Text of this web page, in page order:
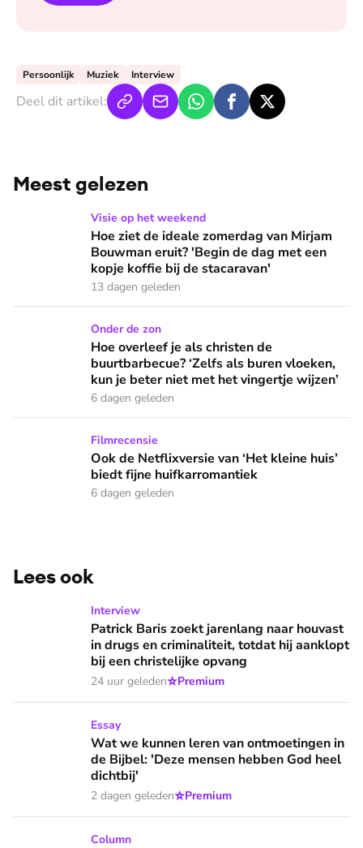
Persoonlijk Muziek Interview
Deel dit artikel:
Meest gelezen
Hoe ziet de ideale zomerdag van Mirjam Bouwman eruit?
Visie op het weekend
Hoe ziet de ideale zomerdag van Mirjam
Bouwman eruit? 'Begin de dag met een
kopje koffie bij de stacaravan'
13 dagen geleden
Hoe overleef je als christen de buurtbarbecue? ‘Zelfs als
Onder de zon
Hoe overleef je als christen de
buurtbarbecue? ‘Zelfs als buren vloeken,
kun je beter niet met het vingertje wijzen’
6 dagen geleden
Ook de Netflixversie van ‘Het kleine huis’ biedt fijne
Filmrecensie
Ook de Netflixversie van ‘Het kleine huis’
biedt fijne huifkarromantiek
6 dagen geleden
Lees ook
Patrick Baris zoekt jarenlang naar houvast in drugs en
Interview
Patrick Baris zoekt jarenlang naar houvast
in drugs en criminaliteit, totdat hij aanklopt
bij een christelijke opvang
24 uur geleden⭐Premium
Wat we kunnen leren van ontmoetingen in de Bijbel:
Essay
Wat we kunnen leren van ontmoetingen in
de Bijbel: 'Deze mensen hebben God heel
dichtbij'
2 dagen geleden⭐Premium
TimZingt wil niet op een christelijke camping kamperen:
Column